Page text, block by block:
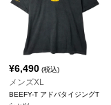
¥6,490 (税込)
メンズXL
BEEFY-T アドバタイジングT